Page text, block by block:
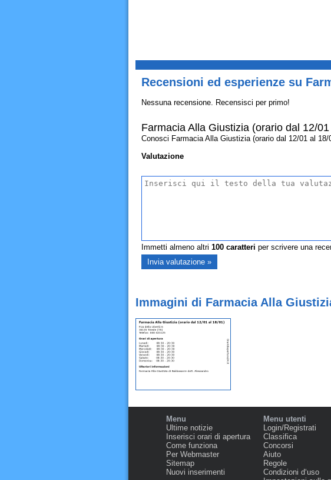
Recensioni ed esperienze su
Nessuna recensione. Recensisci per primo!
Farmacia Alla Giustizia (orario dal 12/
Conosci Farmacia Alla Giustizia (orario dal 12/01 al
Valutazione
Immetti almeno altri 100caratteri per scrivere una
Immagini di Farmacia Alla
Menu
Ultime notizie
Inserisci orari di apertura
Come funziona
Per Webmaster
Sitemap
Nuovi inserimenti
Menu utenti
Login/Registrati
Classifica
Concorsi
Aiuto
Regole
Condizioni d‘uso